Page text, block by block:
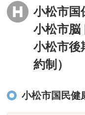
小松市国
小松市脳
小松市後
約制）
小松市国民健